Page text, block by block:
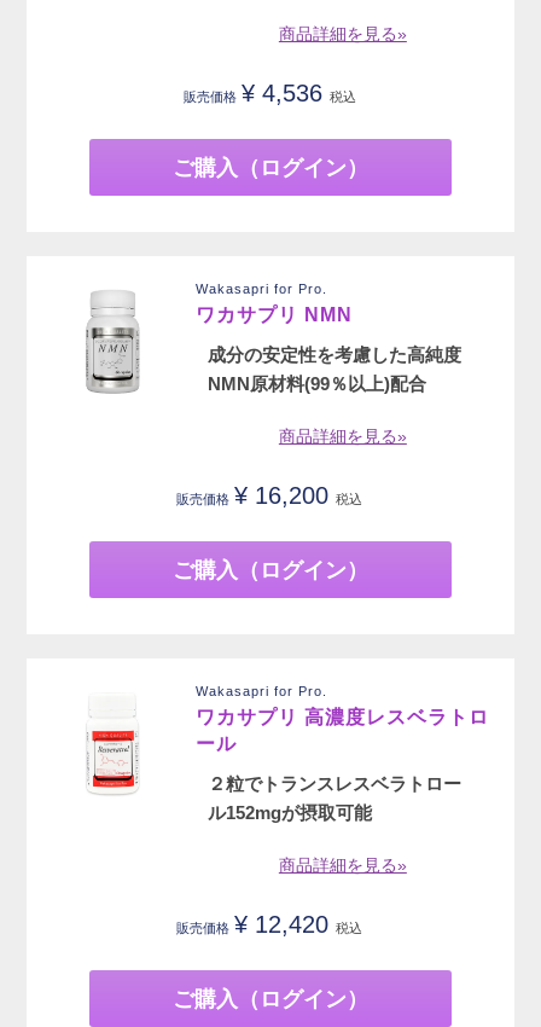
商品詳細を見る»
販売価格 ¥ 4,536 税込
ご購入（ログイン）
Wakasapri for Pro.
ワカサプリ NMN
成分の安定性を考慮した高純度
NMN原材料(99％以上)配合
商品詳細を見る»
販売価格 ¥ 16,200 税込
ご購入（ログイン）
Wakasapri for Pro.
ワカサプリ 高濃度レスベラトロ
ール
２粒でトランスレスベラトロー
ル152mgが摂取可能
商品詳細を見る»
販売価格 ¥ 12,420 税込
ご購入（ログイン）